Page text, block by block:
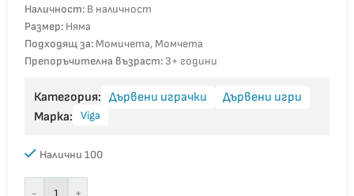
Наличност: В наличност
Размер: Няма
Подходящ за: Момичета, Момчета
Препоръчителна възраст: 3+ години
Категория: Дървени играчки
Дървени игри
Марка:
Viga
Налични 100